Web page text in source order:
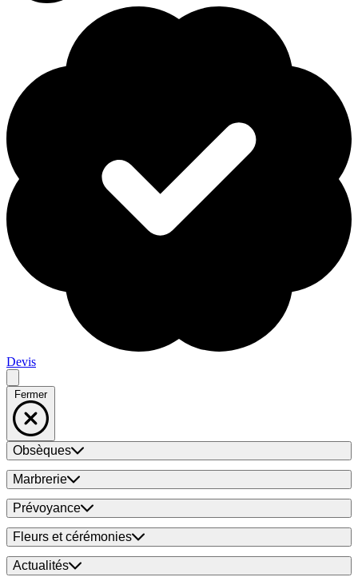
Devis
Fermer
Obsèques
Marbrerie
Prévoyance
Fleurs et cérémonies
Actualités